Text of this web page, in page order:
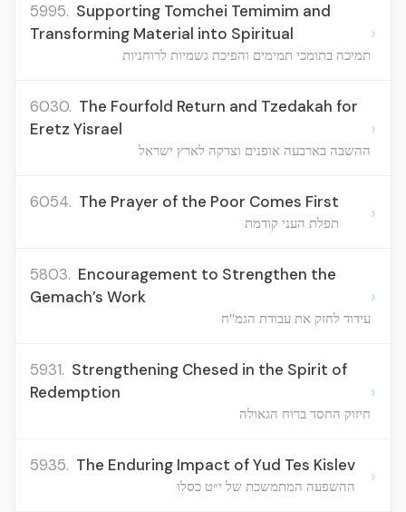
5995. Supporting Tomchei Temimim and
Transforming Material into Spiritual
תמיכה בתומכי תמימים והפיכת גשמיות לרוחניות
›
6030. The Fourfold Return and Tzedakah for
Eretz Yisrael
ההשבה בארבעה אופנים וצדקה לארץ ישראל
›
6054. The Prayer of the Poor Comes First
תפלת העני קודמת ›
5803. Encouragement to Strengthen the
Gemach’s Work
עידוד לחזק את עבודת הגמ"ח
›
5931. Strengthening Chesed in the Spirit of
Redemption
חיזוק החסד ברוח הגאולה
›
5935. The Enduring Impact of Yud Tes Kislev
ההשפעה המתמשכת של י״ט כסלו ›